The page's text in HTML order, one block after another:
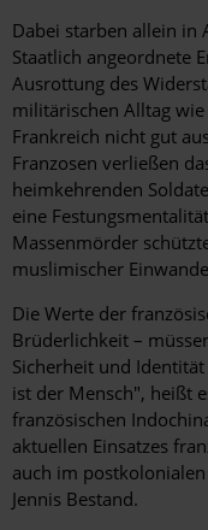
Dabei starben allein in
Staatlich angeordnete
Ausrottung des
militärischen Alltag
Frankreich nicht gut
Franzosen verließen
heimkehrenden
eine
Massenmörder
muslimischer
Die Werte der
Brüderlichkeit –
Sicherheit und
ist der Mensch", heißt
französischen
aktuellen Einsatzes
auch im
Jennis Bestand.